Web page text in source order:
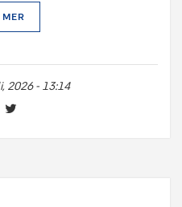
2026 - 13:14